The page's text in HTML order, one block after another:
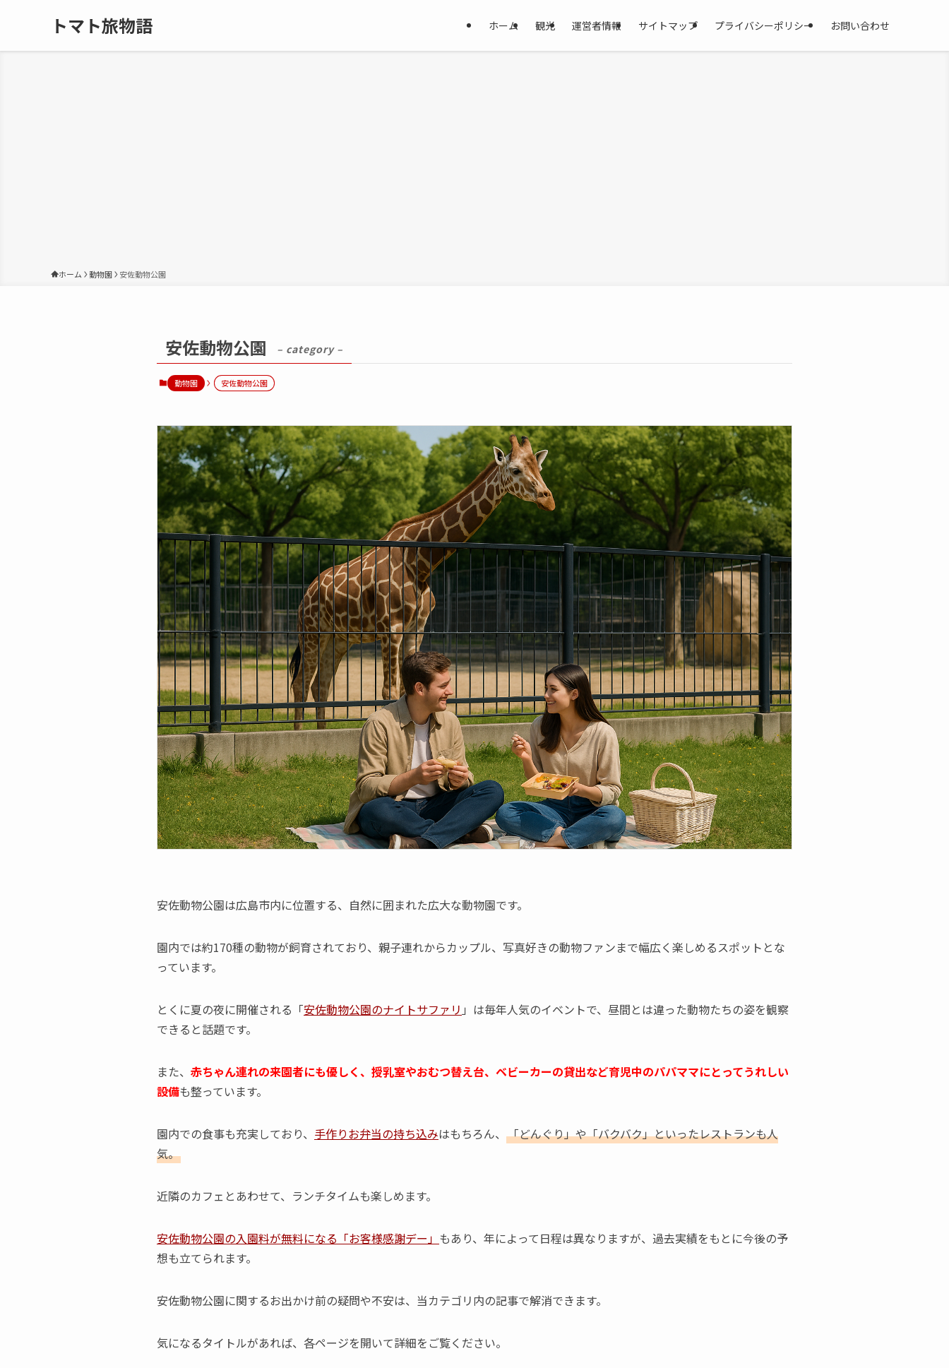
トマト旅物語 ホーム 観光 運営者情報 サイトマップ プライバシーポリシー お問い合わせ
ホーム 動物園 安佐動物公園
安佐動物公園 – category –
動物園 安佐動物公園
安佐動物公園は広島市内に位置する、自然に囲まれた広大な動物園です。
園内では約170種の動物が飼育されており、親子連れからカップル、写真好きの動物ファンまで幅広く楽しめるスポットとな
っています。
とくに夏の夜に開催される「安佐動物公園のナイトサファリ 」は毎年人気のイベントで、昼間とは違った動物たちの姿を観察
できると話題です。
また、 赤ちゃん連れの来園者にも優しく、授乳室やおむつ替え台、ベビーカーの貸出など育児中のパパママにとってうれしい
設備も整っています。
園内での食事も充実しており、 手作りお弁当の持ち込みはもちろん、 「どんぐり」や「バクバク」といったレストランも人
気。
近隣のカフェとあわせて、ランチタイムも楽しめます。
安佐動物公園の入園料が無料になる「お客様感謝デー」 もあり、年によって日程は異なりますが、過去実績をもとに今後の予
想も立てられます。
安佐動物公園に関するお出かけ前の疑問や不安は、当カテゴリ内の記事で解消できます。
気になるタイトルがあれば、各ページを開いて詳細をご覧ください。